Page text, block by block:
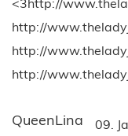
http://
http://
http://
QueenLina 09.